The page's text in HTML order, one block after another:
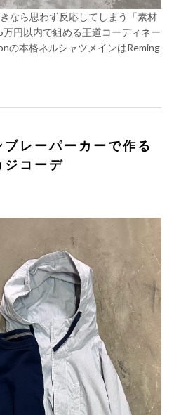
なら思わず反応してしまう「素材
円以内で組める王道コーディネー
の本格ネルシャツメインはReming
ブレーパーカーで作る
ジコーデ